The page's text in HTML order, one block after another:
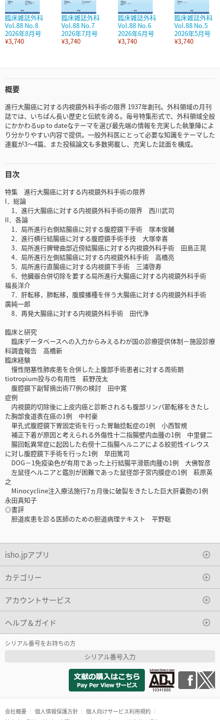
臨床雑誌外科
Vol.88 No.8
2026年8月号
¥3,740
臨床雑誌外科
Vol.88 No.7
2026年7月号
¥3,740
臨床雑誌外科
Vol.88 No.6
2026年6月号
¥3,740
臨床雑誌外科
Vol.88 No.5
2026年5月号
¥3,740
概要
進行大腸癌に対する内視鏡外科手術の限界 1937年創刊。外科領域の月刊
誌では、いちばん長い歴史と伝統を誇る。毎号特集形式で、外科領域全般
にかかわるup to dateなテーマを選び最先端の情報を充実した執筆陣によ
り分かりやすい内容で提供。一般外科医にとって必要な知識をテーマした
連載が3～4篇、また投稿論文も多数掲載し、充実した誌面を構成。
目次
特集 進行大腸癌に対する内視鏡外科手術の限界
I．総論
1．進行大腸癌に対する内視鏡外科手術の限界 西川武司
II．各論
1．局所進行右側結腸癌に対する腹腔鏡下手術 塚本俊輔
2．進行横行結腸癌に対する腹腔鏡手術手技 大塚幸喜
3．局所進行脾彎曲部近傍結腸癌に対する内視鏡外科手術 田島正晃
4．局所進行左側結腸癌に対する内視鏡外科手術 高橋亮
5．局所進行直腸癌に対する内視鏡下手術 三浦啓寿
6．他臓器合併切除を要する局所進行大腸癌に対する内視鏡外科手術
福長洋介
7．肝転移，肺転移，腹膜播種を伴う大腸癌に対する内視鏡外科手術
廣純一郎
8．再発大腸癌に対する内視鏡外科手術 田代浄
臨床と研究
臨床データベースへの入力からみえるわが国の診療提供体制－施設診療
科調査報告 高橋新
臨床経験
慢性閉塞性肺疾患を合併した上腹部手術患者に対する周術期
tiotropium投与の有用性 萩野茂太
腹腔鏡下副腎摘出術77例の検討 田中寛
症例
内視鏡的切除後に上皮内癌と診断されるも腹部リンパ節転移をきたし
た胸部食道表在癌の1例 中村豪
単孔式腹腔鏡下胃固定術を行った胃軸捻転症の1例 小西智規
補正下着が原因と考えられる外傷性十二指腸壁内血腫の1例 中里健二
腸回転異常症に起因した右傍十二指腸ヘルニアによる絞扼性イレウス
に対し腹腔鏡下手術を行った1例 早田篤司
DOG－1免疫染色が有用であった上行結腸平滑筋肉腫の1例 大佛智彦
左鼠径ヘルニアと鑑別が困難であった鼠径部子宮内膜症の1例 萩原英
之
Minocycline注入療法施行7ヵ月後に破裂をきたした巨大肝嚢胞の1例
永田真知子
◎書評
胆道疾患を診る医師のための胆道病理テキスト 平野聡
isho.jpアプリ
カテゴリー
アカウントサービス
ヘルプ＆ガイド
シリアル番号をお持ちの方
シリアル番号入力
会社概要 個人情報保護方針
個人向けサービス利用規約